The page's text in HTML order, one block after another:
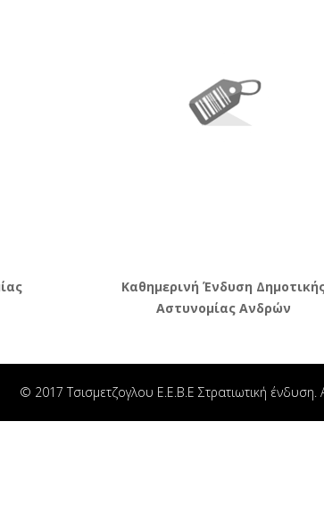
Καθημερινή Ένδυση
Αστυνομίας Ανδρών
© 2017 Τσισμετζογλου Ε.Ε.Β.Ε Στρατιωτική ένδυση.